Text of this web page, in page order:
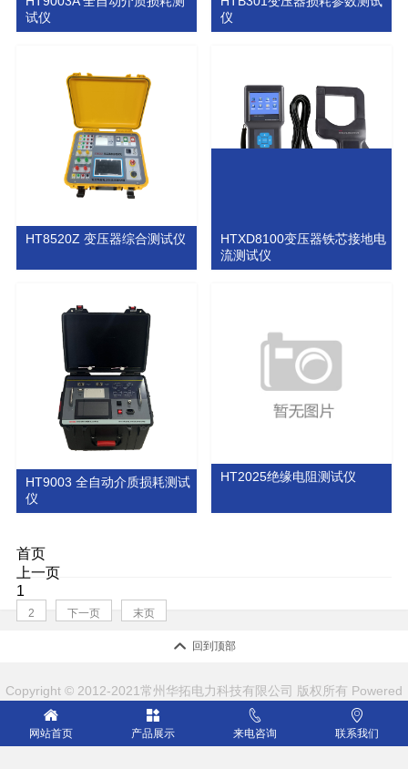
试仪
仪
HT8520Z 变压器综合测试仪
HTXD8100变压器铁芯接地电
流测试仪
HT9003 全自动介质损耗测试
仪
HT2025绝缘电阻测试仪
首页
上一页
1
2 下一页 末页
 回到顶部
Copyright © 2012-2021常州华拓电力科技有限公司 版权所有 Powered

网站首页

产品展示

来电咨询

联系我们